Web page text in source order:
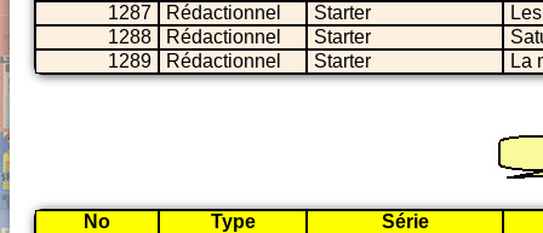
1287
Rédactionnel Starter
1288
Rédactionnel Starter
1289
Rédactionnel Starter La
No Type
Série